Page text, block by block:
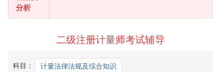
分析
二级注册计量师考试辅导
科目： 计量法律法规及综合知识